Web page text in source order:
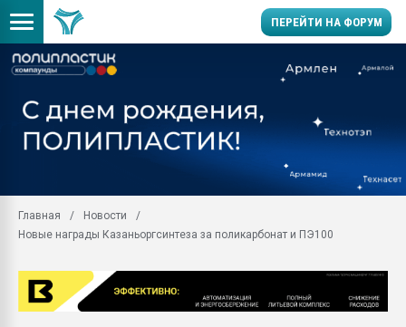
ПЕРЕЙТИ НА ФОРУМ
умельцы изготовили
Продажа готового
производство SPC
29.07.2026 ФРП помог
Помощь в подборе
Главная
Новости
Новые награды Казаньоргсинтеза за поликарбонат и ПЭ100